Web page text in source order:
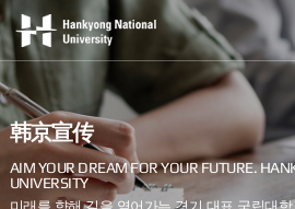
韩京宣传